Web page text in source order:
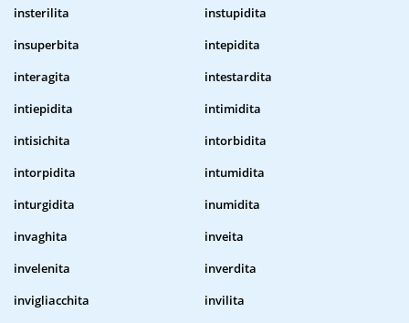
insterilita
instupidita
insuperbita
intepidita
interagita
intestardita
intiepidita
intimidita
intisichita
intorbidita
intorpidita
intumidita
inturgidita
inumidita
invaghita
inveita
invelenita
inverdita
invigliacchita
invilita